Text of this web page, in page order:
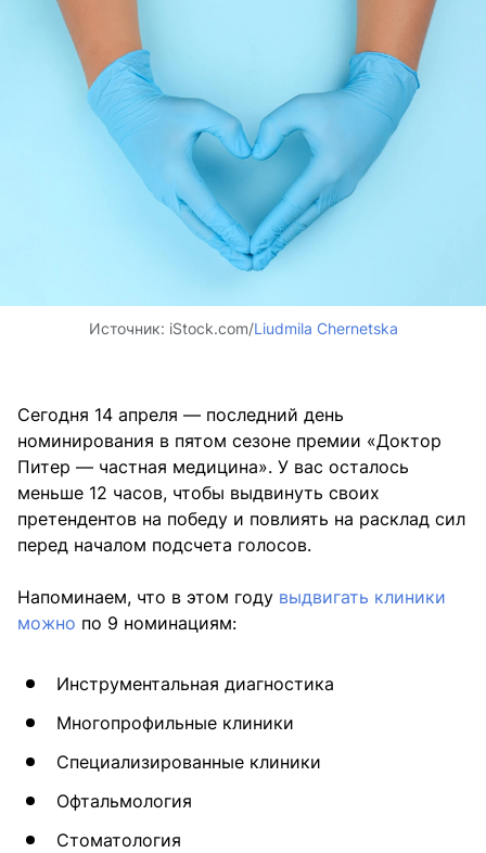
Источник: iStock.com/Liudmila Chernetska
Сегодня 14 апреля — последний день
номинирования в пятом сезоне премии «Доктор
Питер — частная медицина». У вас осталось
меньше 12 часов, чтобы выдвинуть своих
претендентов на победу и повлиять на расклад сил
перед началом подсчета голосов.
Напоминаем, что в этом году выдвигать клиники
можно по 9 номинациям:
Инструментальная диагностика
Многопрофильные клиники
Специализированные клиники
Офтальмология
Стоматология